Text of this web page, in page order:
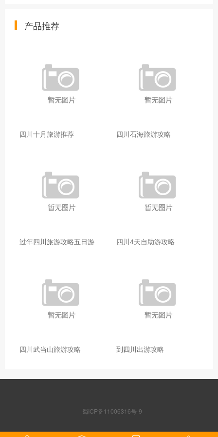
产品推荐
四川十月旅游推荐 四川石海旅游攻略
过年四川旅游攻略五日游 四川4天自助游攻略
四川武当山旅游攻略 到四川出游攻略
蜀ICP备11006316号-9